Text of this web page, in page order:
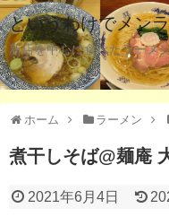
というわけでメン
新店を中心に食べたラーメ
ホーム ラーメン
煮干しそば@麺
2021年6月4日